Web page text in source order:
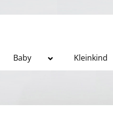
Baby Kleinkind